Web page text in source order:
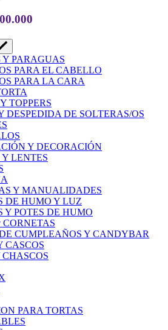
PARAGUAS
PARA EL CABELLO
PARA LA CARA
TOPPERS
DESPEDIDA DE SOLTERAS/OS
Y DECORACIÓN
Y LENTES
Y MANUALIDADES
DE HUMO Y LUZ
Y POTES DE HUMO
CUMPLEAÑOS Y CANDYBAR
CASCOS
PARA TORTAS